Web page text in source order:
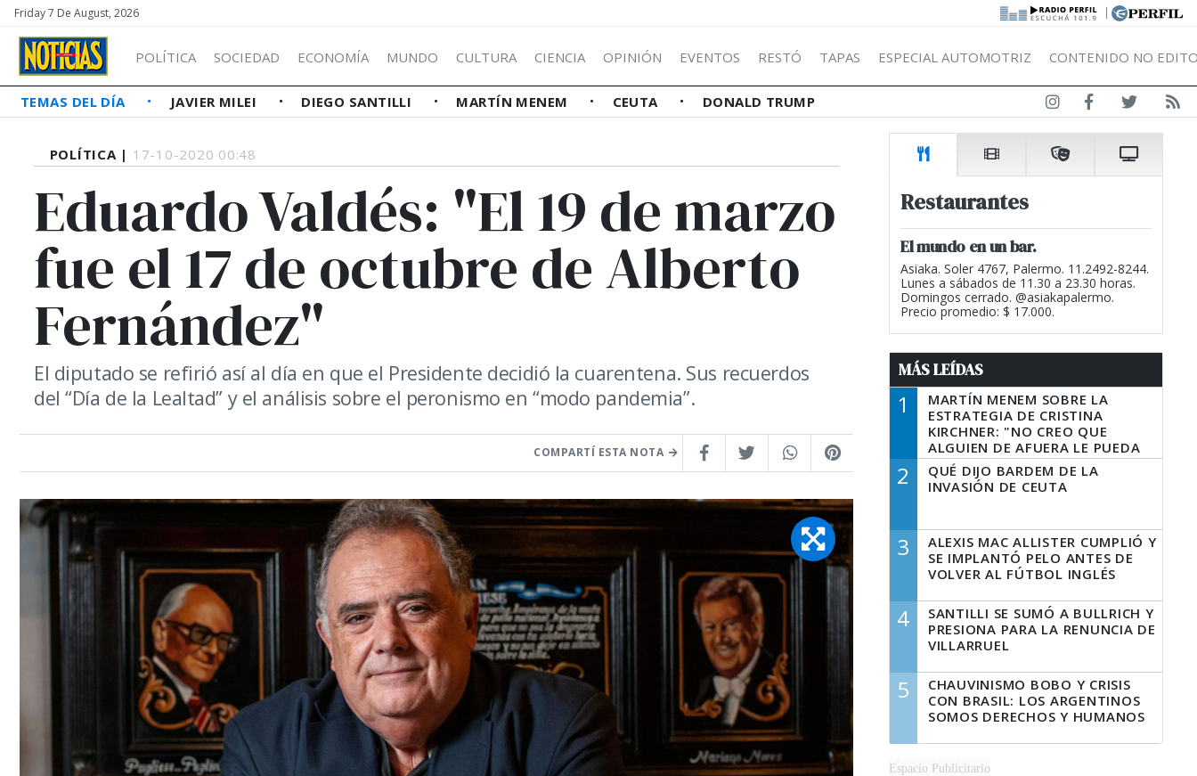
Friday 7 De August, 2026 |
POLÍTICA SOCIEDAD ECONOMÍA MUNDO CULTURA CIENCIA OPINIÓN EVENTOS RESTÓ TAPAS ESPECIAL AUTOMOTRIZ CONTENIDO NO
TEMAS DEL DÍA JAVIER MILEI DIEGO SANTILLI MARTÍN MENEM CEUTA DONALD TRUMP
POLÍTICA | 17-10-2020 00:48
Eduardo Valdés: "El 19 de marzo
fue el 17 de octubre de Alberto
Fernández"
El diputado se refirió así al día en que el Presidente decidió la cuarentena. Sus recuerdos
del “Día de la Lealtad” y el análisis sobre el peronismo en “modo pandemia”.
COMPARTÍ ESTA NOTA
Restaurantes
El mundo en un bar.
Asiaka. Soler 4767, Palermo. 11.2492-8244.
Lunes a sábados de 11.30 a 23.30 horas.
Domingos cerrado. @asiakapalermo.
Precio promedio: $ 17.000.
MÁS LEÍDAS
1
MARTÍN MENEM SOBRE LA
ESTRATEGIA DE CRISTINA
KIRCHNER: "NO CREO QUE
ALGUIEN DE AFUERA LE PUEDA
DECIR A LA JUSTICIA LO QUE
TIENE QUE HACER"
2
QUÉ DIJO BARDEM DE LA
INVASIÓN DE CEUTA
3
ALEXIS MAC ALLISTER CUMPLIÓ Y
SE IMPLANTÓ PELO ANTES DE
VOLVER AL FÚTBOL INGLÉS
4
SANTILLI SE SUMÓ A BULLRICH Y
PRESIONA PARA LA RENUNCIA DE
VILLARRUEL
5
CHAUVINISMO BOBO Y CRISIS
CON BRASIL: LOS ARGENTINOS
SOMOS DERECHOS Y HUMANOS
Espacio Publicitario